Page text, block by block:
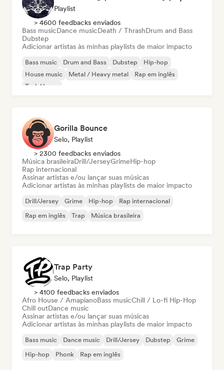
Playlist
> 4600 feedbacks enviados
Bass musicDance musicDeath / ThrashDrum and Bass
Dubstep
Adicionar artistas às minhas playlists de maior impacto
Bass music Drum and Bass Dubstep
Hip-hop
House music
Metal / Heavy metal
Rap em inglês
Tech House
Gorilla Bounce
Selo, Playlist
> 2300 feedbacks enviados
Música brasileiraDrill/JerseyGrimeHip-hop
Rap internacional
Assinar artistas e/ou lançar suas músicas
Adicionar artistas às minhas playlists de maior impacto
Drill/Jersey Grime Hip-hop
Rap internacional
Rap em inglês
Trap Música brasileira
Trap Party
Selo, Playlist
> 4100 feedbacks enviados
Afro House / AmapianoBass musicChill / Lo-fi Hip-Hop
Chill outDance music
Assinar artistas e/ou lançar suas músicas
Adicionar artistas às minhas playlists de maior impacto
Bass music Dance music Drill/Jersey Dubstep
Grime
Hip-hop
Phonk Rap em inglês